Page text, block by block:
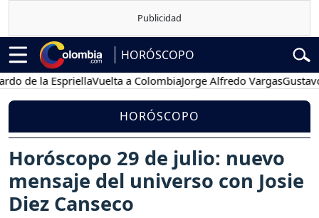
HORÓSCOPO
la EspriellaVuelta a ColombiaJorge Alfredo VargasGustavo
HORÓSCOPO
Horóscopo 29 de julio: nuevo
mensaje del universo con Josie
Diez Canseco